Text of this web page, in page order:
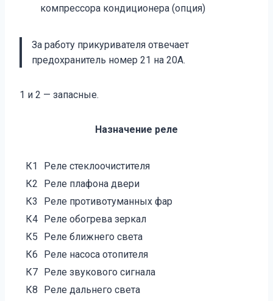
компрессора кондиционера (опция)
За работу прикуривателя отвечает
предохранитель номер 21 на 20А.
1 и 2 — запасные.
Назначение реле
К1
Реле стеклоочистителя
К2
Реле плафона двери
К3
Реле противотуманных фар
К4
Реле обогрева зеркал
К5
Реле ближнего света
К6
Реле насоса отопителя
К7
Реле звукового сигнала
К8
Реле дальнего света